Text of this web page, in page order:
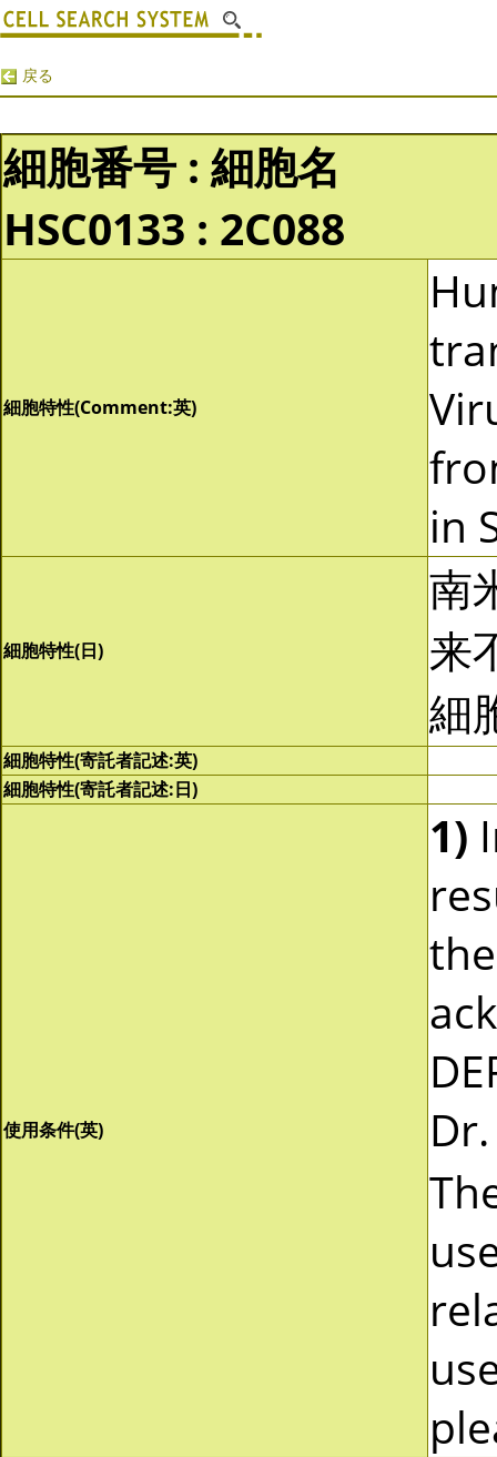
戻る
細胞番号 : 細胞名
HSC0133 : 2C088
細胞特性(Comment:英)
in
細胞特性(日)
南
来
細
細胞特性(寄託者記述:英)
細胞特性(寄託者記述:日)
使用条件(英)
1)